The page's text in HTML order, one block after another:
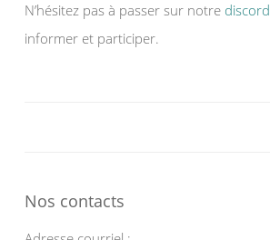
N’hésitez pas à passer sur notre discord
informer et participer.
Nos contacts